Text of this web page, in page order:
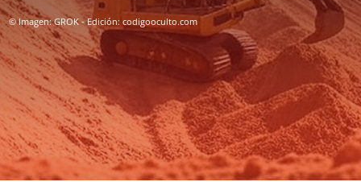
© Imagen: GROK - Edición: codigooculto.com